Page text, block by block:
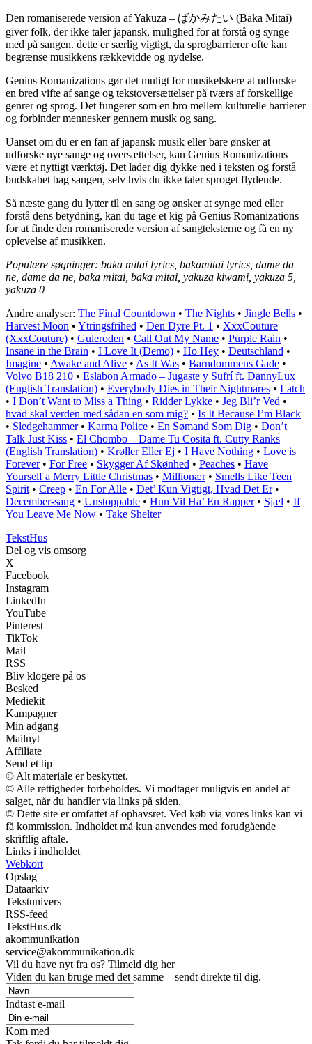
Den romaniserede version af Yakuza – ばかみたい (Baka Mitai)
giver folk, der ikke taler japansk, mulighed for at forstå og synge
med på sangen. dette er særlig vigtigt, da sprogbarrierer ofte kan
begrænse musikkens rækkevidde og nydelse.
Genius Romanizations gør det muligt for musikelskere at udforske
en bred vifte af sange og tekstoversættelser på tværs af forskellige
genrer og sprog. Det fungerer som en bro mellem kulturelle barrierer
og forbinder mennesker gennem musik og sang.
Uanset om du er en fan af japansk musik eller bare ønsker at
udforske nye sange og oversættelser, kan Genius Romanizations
være et nyttigt værktøj. Det lader dig dykke ned i teksten og forstå
budskabet bag sangen, selv hvis du ikke taler sproget flydende.
Så næste gang du lytter til en sang og ønsker at synge med eller
forstå dens betydning, kan du tage et kig på Genius Romanizations
for at finde den romaniserede version af sangteksterne og få en ny
oplevelse af musikken.
Populære søgninger: baka mitai lyrics, bakamitai lyrics, dame da
ne, dame da ne, baka mitai, baka mitai, yakuza kiwami, yakuza 5,
yakuza 0
Andre analyser: The Final Countdown • The Nights • Jingle Bells •
Harvest Moon • Ytringsfrihed • Den Dyre Pt. 1 • XxxCouture
(XxxCouture) • Guleroden • Call Out My Name • Purple Rain •
Insane in the Brain • I Love It (Demo) • Ho Hey • Deutschland •
Imagine • Awake and Alive • As It Was • Barndommens Gade •
Volvo B18 210 • Eslabon Armado – Jugaste y Sufrí ft. DannyLux
(English Translation) • Everybody Dies in Their Nightmares • Latch
• I Don’t Want to Miss a Thing • Ridder Lykke • Jeg Bli’r Ved •
hvad skal verden med sådan en som mig? • Is It Because I’m Black
• Sledgehammer• Karma Police • En Sømand Som Dig • Don’t
Talk Just Kiss • El Chombo – Dame Tu Cosita ft. Cutty Ranks
(English Translation) • Krøller Eller Ej • I Have Nothing • Love is
Forever• For Free • Skygger Af Skønhed • Peaches • Have
Yourself a Merry Little Christmas • Millionær• Smells Like Teen
Spirit • Creep • En For Alle • Det’ Kun Vigtigt, Hvad Det Er•
December-sang • Unstoppable • Hun Vil Ha’ En Rapper• Sjæl • If
You Leave Me Now • Take Shelter
TekstHus
Del og vis omsorg
X
Facebook
Instagram
LinkedIn
YouTube
Pinterest
TikTok
Mail
RSS
Bliv klogere på os
Besked
Mediekit
Kampagner
Min adgang
Mailnyt
Affiliate
Send et tip
© Alt materiale er beskyttet.
© Alle rettigheder forbeholdes. Vi modtager muligvis en andel af
salget, når du handler via links på siden.
© Dette site er omfattet af ophavsret. Ved køb via vores links kan vi
få kommission. Indholdet må kun anvendes med forudgående
skriftlig aftale.
Links i indholdet
Webkort
Opslag
Dataarkiv
Tekstunivers
RSS-feed
TekstHus.dk
akommunikation
service@akommunikation.dk
Vil du have nyt fra os? Tilmeld dig her
Viden du kan bruge med det samme – sendt direkte til dig.
Indtast e-mail
Kom med